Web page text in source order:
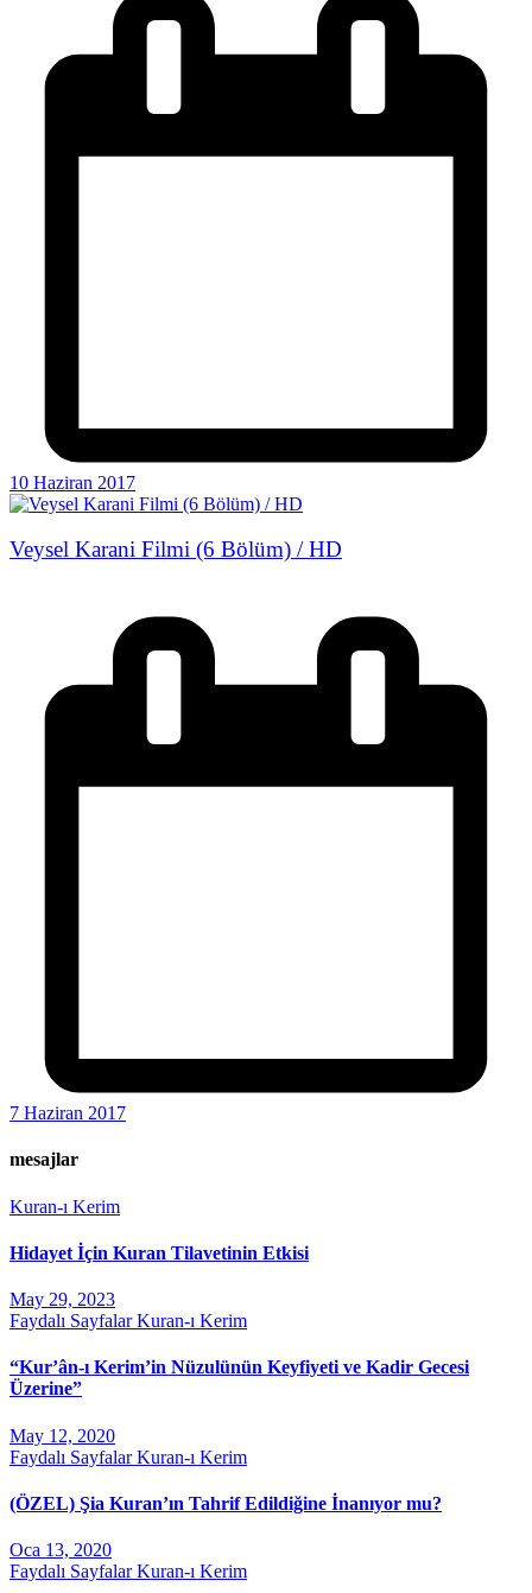
10 Haziran 2017
Veysel Karani Filmi (6 Bölüm) / HD
7 Haziran 2017
mesajlar
Kuran-ı Kerim
Hidayet İçin Kuran Tilavetinin Etkisi
May 29, 2023
Faydalı SayfalarKuran-ı Kerim
“Kur’ân-ı Kerim’in Nüzulünün Keyfiyeti ve Kadir Gecesi
Üzerine”
May 12, 2020
Faydalı SayfalarKuran-ı Kerim
(ÖZEL) Şia Kuran’ın Tahrif Edildiğine İnanıyor mu?
Oca 13, 2020
Faydalı SayfalarKuran-ı Kerim